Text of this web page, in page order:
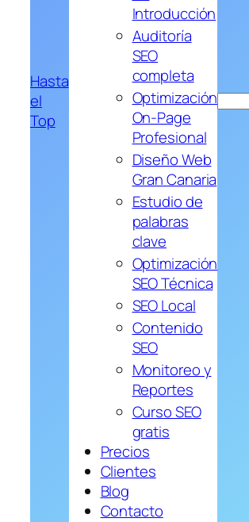
Hasta
el
Top
Introducción
Auditoría
SEO
completa
Optimización
On-Page
Profesional
Diseño Web
Gran Canaria
Estudio de
palabras
clave
Optimización
SEO Técnica
SEO Local
Contenido
SEO
Monitoreo y
Reportes
Curso SEO
gratis
Precios
Clientes
Blog
Contacto